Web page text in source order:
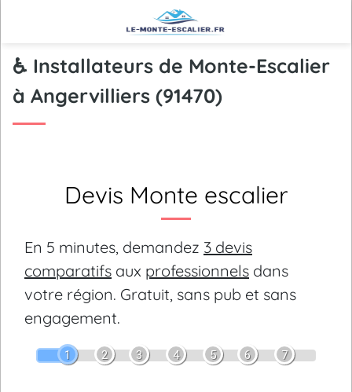
♿ Installateurs de Monte-Escalier
à Angervilliers (91470)
Devis Monte escalier
En 5 minutes, demandez 3 devis
comparatifs aux professionnels dans
votre région. Gratuit, sans pub et sans
engagement.
1 2 3 4 5 6 7